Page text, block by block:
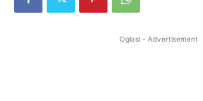
Oglasi - Advertisement